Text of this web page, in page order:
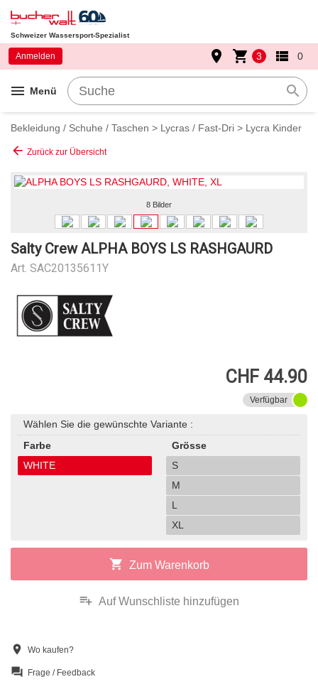
Schweizer Wassersport-Spezialist
menu Menü search
Anmelden place shopping_cart 3 view_list 0
Bekleidung / Schuhe / Taschen > Lycras / Fast-Dri > Lycra Kinder
arrow_back Zurück zur Übersicht
8 Bilder
Salty Crew ALPHA BOYS LS RASHGAURD
Art. SAC20135611Y
CHF 44.90
Verfügbar
Wählen Sie die gewünschte Variante :
Farbe
WHITE
Grösse
S
M
L
XL
shopping_cart Zum Warenkorb
playlist_add Auf Wunschliste hinzufügen
location_on Wo kaufen?
question_answer Frage / Feedback